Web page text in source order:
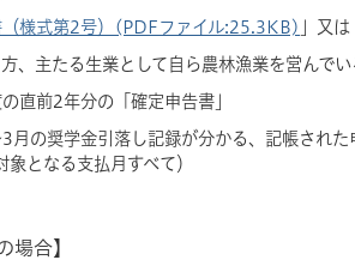
（様式第2号）(PDFファイル:25.3KB) 」又
、主たる生業として自ら農林漁業を営んでい
直前2年分の「確定申告書」
月の奨学金引落し記録が分かる、記帳され
象となる支払月すべて）
場合】